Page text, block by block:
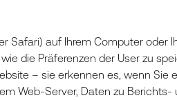
Safari) auf Ihrem Computer oder
die Präferenzen der User zu
– sie erkennen es, wenn Sie
Web-Server, Daten zu Berichts-